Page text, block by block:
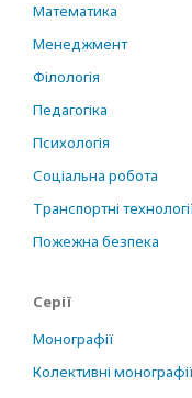
Математика
Менеджмент
Філологія
Педагогіка
Психологія
Соціальна робота
Транспортні
Пожежна безпека
Серії
Монографії
Колективні монографії